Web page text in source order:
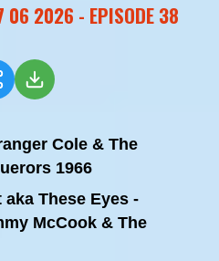
2026 - EPISODE 38
Cole & The
1966
These Eyes -
McCook & The